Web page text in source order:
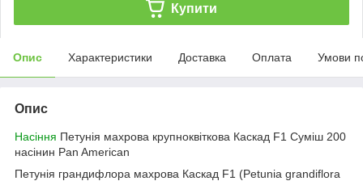
Купити
Опис Характеристики Доставка Оплата Умови
Опис
Насіння Петунія махрова крупноквіткова Каскад F1 Суміш 200
насінин Pan American
Петунія грандифлора махрова Каскад F1 (Petunia grandiflora